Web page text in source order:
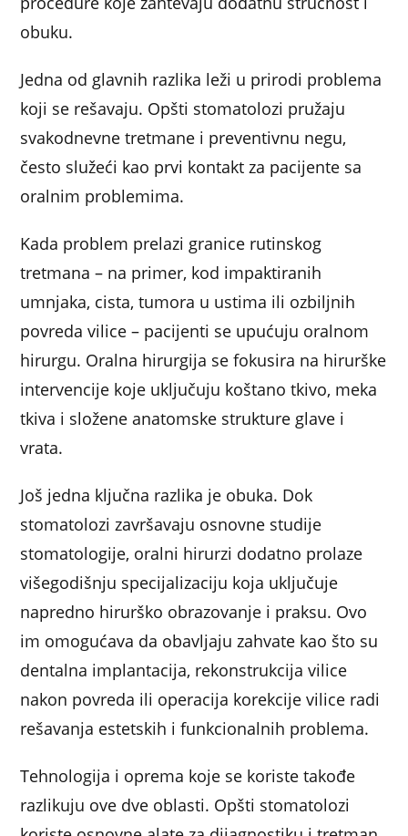
obuku.
Jedna od glavnih razlika leži u prirodi problema
koji se rešavaju. Opšti stomatolozi pružaju
svakodnevne tretmane i preventivnu negu,
često služeći kao prvi kontakt za pacijente sa
oralnim problemima.
Kada problem prelazi granice rutinskog
tretmana – na primer, kod impaktiranih
umnjaka, cista, tumora u ustima ili ozbiljnih
povreda vilice – pacijenti se upućuju oralnom
hirurgu. Oralna hirurgija se fokusira na hirurške
intervencije koje uključuju koštano tkivo, meka
tkiva i složene anatomske strukture glave i
vrata.
Još jedna ključna razlika je obuka. Dok
stomatolozi završavaju osnovne studije
stomatologije, oralni hirurzi dodatno prolaze
višegodišnju specijalizaciju koja uključuje
napredno hirurško obrazovanje i praksu. Ovo
im omogućava da obavljaju zahvate kao što su
dentalna implantacija, rekonstrukcija vilice
nakon povreda ili operacija korekcije vilice radi
rešavanja estetskih i funkcionalnih problema.
Tehnologija i oprema koje se koriste takođe
razlikuju ove dve oblasti. Opšti stomatolozi